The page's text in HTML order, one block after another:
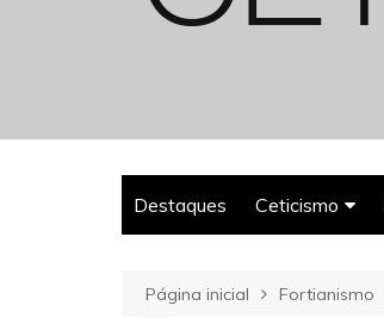
Destaques Ceticismo
Espiritualismo
Página inicial Fortianismo